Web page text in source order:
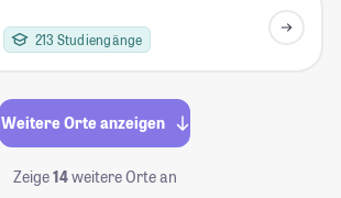
213 Studiengänge
Weitere Orte anzeigen
Zeige14weitere Orte an